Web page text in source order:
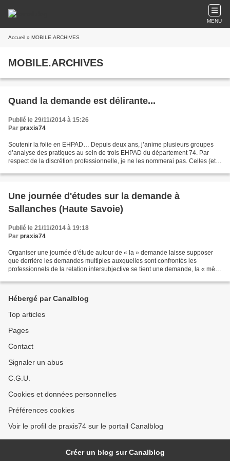
MENU
Accueil » MOBILE.ARCHIVES
MOBILE.ARCHIVES
Quand la demande est délirante...
Publié le 29/11/2014 à 15:26
Par praxis74
Soutenir la folie en EHPAD… Depuis deux ans, j’anime plusieurs groupes
d’analyse des pratiques au sein de trois EHPAD du département 74. Par
respect de la discrétion professionnelle, je ne les nommerai pas. Celles (et
Une journée d'études sur la demande à
Sallanches (Haute Savoie)
Publié le 21/11/2014 à 19:18
Par praxis74
Organiser une journée d’étude autour de « la » demande laisse supposer
que derrière les demandes multiples auxquelles sont confrontés les
professionnels de la relation intersubjective se tient une demande, la « mère
Hébergé par Canalblog
Top articles
Pages
Contact
Signaler un abus
C.G.U.
Cookies et données personnelles
Préférences cookies
Voir le profil de praxis74 sur le portail Canalblog
Créer un blog sur Canalblog